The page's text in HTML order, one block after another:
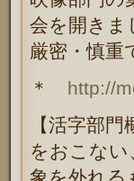
会を開きま
厳密・慎重
＊ http://
【活字部門
をおこない